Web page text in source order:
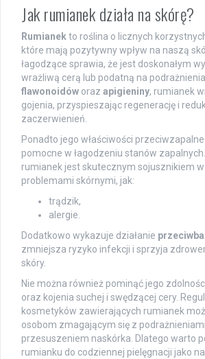
Jak rumianek działa na skórę?
Rumianekto roślina o licznych
które mają pozytywny wpływ na naszą
łagodzące sprawia, że jest doskonałym
wrażliwą cerą lub podatną na
flawonoidów oraz apigieniny, rumianek
gojenia, przyspieszając regenerację i
zaczerwienień.
Ponadto jego właściwości
pomocne w łagodzeniu stanów
rumianek jest skutecznym sojusznikiem
problemami skórnymi, jak:
trądzik,
alergie.
Dodatkowo wykazuje działanie
zmniejsza ryzyko infekcji i sprzyja
skóry.
Nie można również pominąć jego
oraz kojenia suchej i swędzącej cery.
kosmetyków zawierających rumianek
osobom zmagającym się z
przesuszeniem naskórka. Dlatego warto
rumianku do codziennej pielęgnacji jako